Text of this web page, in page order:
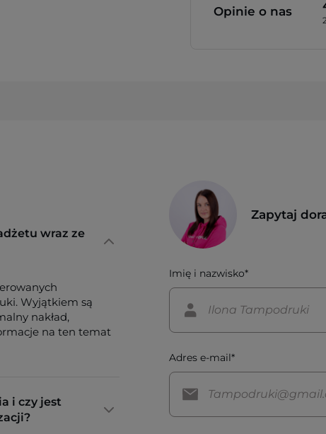
Opinie o nas
wraz ze
Wyjątkiem są
nakład,
na ten temat
i czy jest
Zapytaj
Imię i nazwisko*
Adres e-mail*